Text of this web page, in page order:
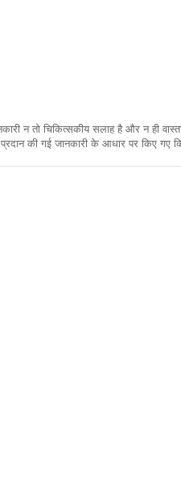
न तो चिकित्सकीय सलाह है और न ही
की गई जानकारी के आधार पर किए गए किसी